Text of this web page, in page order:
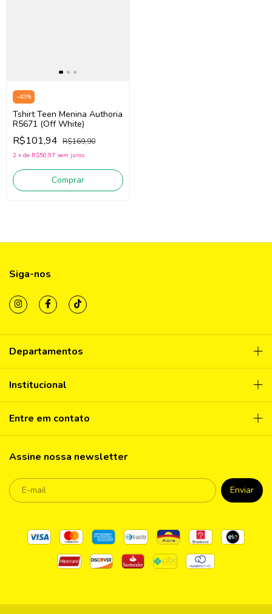
-40%
Tshirt Teen Menina Authoria
R5671 (Off White)
R$101,94 R$169,90
2 x de R$50,97 sem juros
Comprar
Siga-nos
Departamentos
Institucional
Entre em contato
Assine nossa newsletter